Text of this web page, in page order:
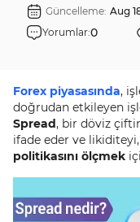
Güncelleme: Aug
Yorumlar:0
Forex piyasasında,
doğrudan etkileyen
Spread, bir döviz
ifade eder ve
politikasını ölçmek